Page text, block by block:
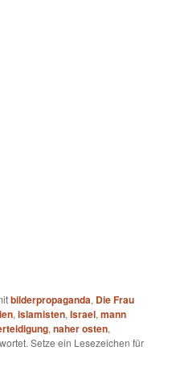
bilderpropaganda, Die Frau
, islamisten, Israel, mann
, naher osten,
Setze ein Lesezeichen für